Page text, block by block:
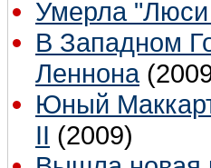
Умерла
В Западном
Леннона
Юный
II (2009)